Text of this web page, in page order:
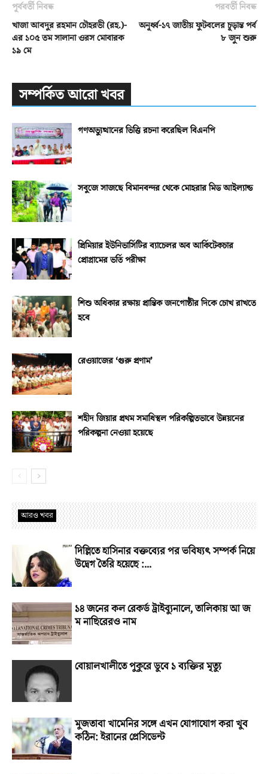
পূর্ববর্তী নিবন্ধ
খাজা আবদুর রহমান চৌহরভী (রহ.)-
এর ১০৫ তম সালানা ওরস মোবারক
১৯ মে
পরবর্তী নিবন্ধ
অনূর্ধ্ব-১৭ জাতীয় ফুটবলের চূড়ান্ত পর্ব
৮ জুন শুরু
সম্পর্কিত আরো খবর
গণঅভ্যুত্থানের ভিত্তি রচনা করেছিল বিএনপি
সবুজে সাজছে বিমানবন্দর থেকে মোহরার মিড আইল্যান্ড
প্রিমিয়ার ইউনিভার্সিটির ব্যাচেলর অব আর্কিটেকচার
প্রোগ্রামের ভর্তি পরীক্ষা
শিশু অধিকার রক্ষায় প্রান্তিক জনগোষ্ঠীর দিকে চোখ রাখতে
হবে
রেওয়াজের ‘গুরু প্রণাম’
শহীদ জিয়ার প্রথম সমাধিস্থল পরিকল্পিতভাবে উন্নয়নের
পরিকল্পনা নেওয়া হয়েছে
আরও খবর
দিল্লিতে হাসিনার বক্তব্যের পর ভবিষ্যৎ সম্পর্ক নিয়ে
উদ্বেগ তৈরি হয়েছে :...
১৪ জনের কল রেকর্ড ট্রাইব্যুনালে, তালিকায় আ জ
ম নাছিরেরও নাম
বোয়ালখালীতে পুকুরে ডুবে ১ ব্যক্তির মৃত্যু
মুজতাবা খামেনির সঙ্গে এখন যোগাযোগ করা খুব
কঠিন: ইরানের প্রেসিডেন্ট